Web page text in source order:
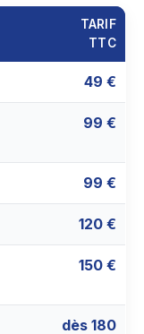
TARIF
TTC
49 €
99 €
99 €
120 €
150 €
dès 180